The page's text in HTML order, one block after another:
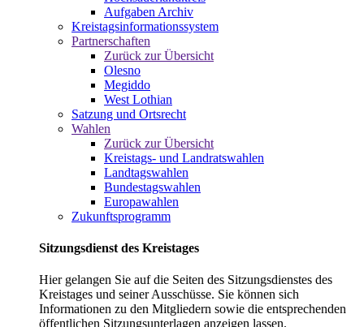
Aufgaben Archiv
Kreistagsinformationssystem
Partnerschaften
Zurück zur Übersicht
Olesno
Megiddo
West Lothian
Satzung und Ortsrecht
Wahlen
Zurück zur Übersicht
Kreistags- und Landratswahlen
Landtagswahlen
Bundestagswahlen
Europawahlen
Zukunftsprogramm
Sitzungsdienst des Kreistages
Hier gelangen Sie auf die Seiten des Sitzungsdienstes des
Kreistages und seiner Ausschüsse. Sie können sich
Informationen zu den Mitgliedern sowie die entsprechenden
öffentlichen Sitzungsunterlagen anzeigen lassen.